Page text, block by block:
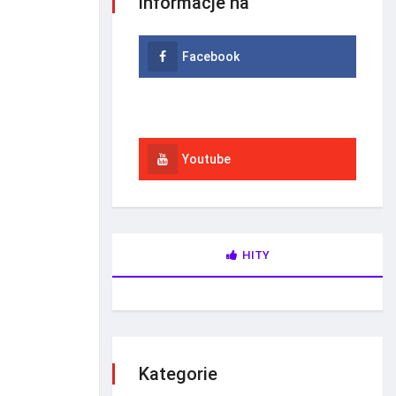
Facebook
Youtube
HITY
Kategorie